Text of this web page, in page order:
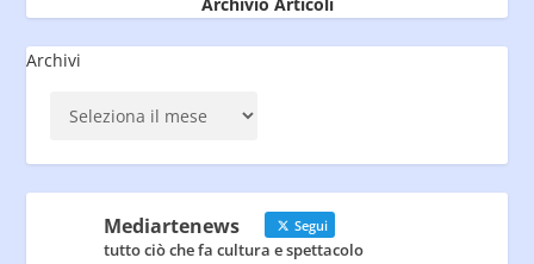
Archivio Articoli
Archivi
Mediartenews Segui
tutto ciò che fa cultura e spettacolo